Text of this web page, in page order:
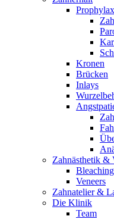
Kronen
Brücken
Inlays
Zahnästhetik &
Bleaching
Veneers
Zahnatelier &
Die Klinik
Team